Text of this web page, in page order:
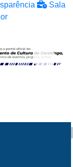
Sala